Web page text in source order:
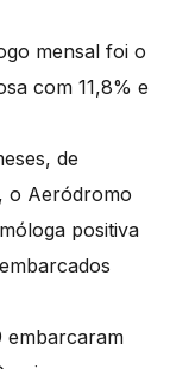
mensal foi o
com 11,8% e
de
o Aeródromo
positiva
embarcaram